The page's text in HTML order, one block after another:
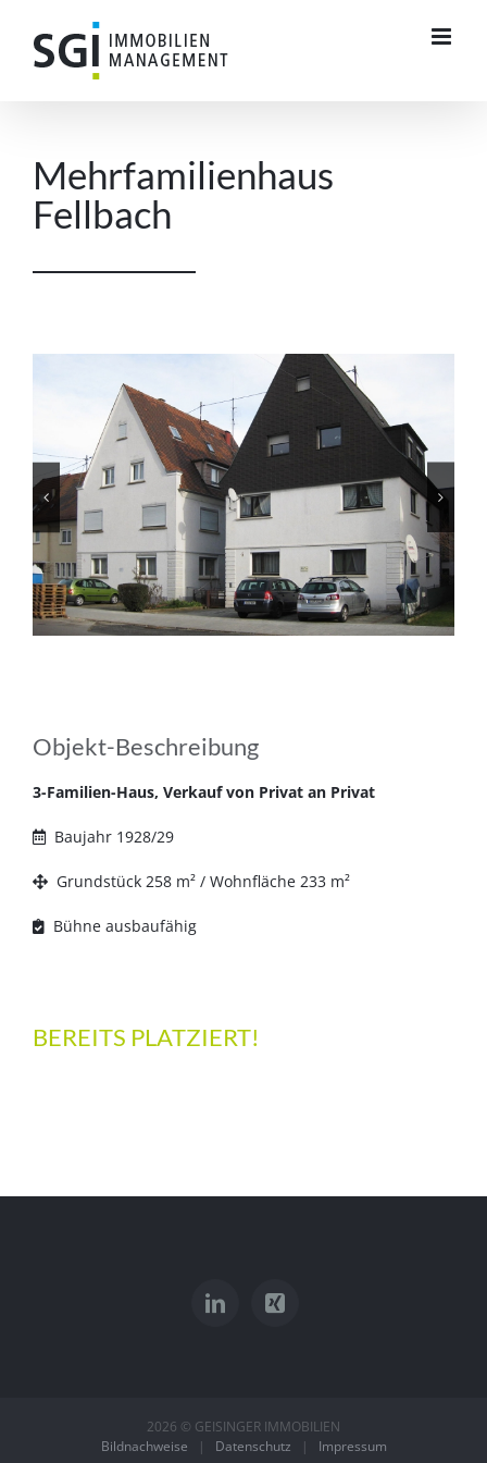
Inhalt
springen
Mehrfamilienhaus
Fellbach
Objekt-Beschreibung
3-Familien-Haus, Verkauf von Privat an Privat
Baujahr 1928/29
Grundstück 258 m² / Wohnfläche 233 m²
Bühne ausbaufähig
BEREITS PLATZIERT!
2026 © GEISINGER IMMOBILIEN
Bildnachweise | Datenschutz | Impressum